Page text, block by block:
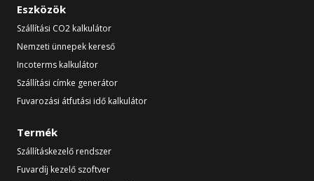
Eszközök
Szállítási CO2 kalkulátor
Nemzeti ünnepek kereső
Incoterms kalkulátor
Szállítási címke generátor
Fuvarozási átfutási idő kalkulátor
Termék
Szállításkezelő rendszer
Fuvardíj kezelő szoftver